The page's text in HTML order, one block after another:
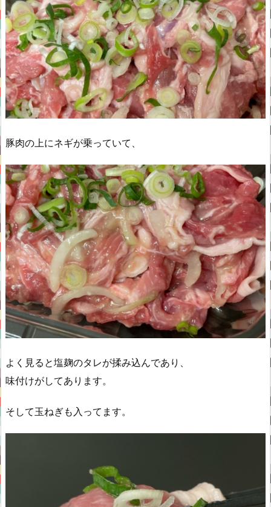
豚肉の上にネギが乗っていて、
よく見ると塩麹のタレが揉み込んであり、
味付けがしてあります。
そして玉ねぎも入ってます。